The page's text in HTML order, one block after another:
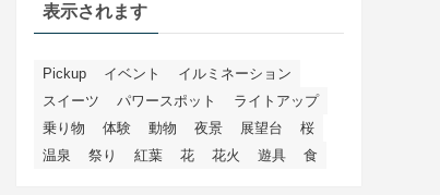
表示されます
Pickup イベント
イルミネーション
スイーツ
パワースポット
ライトアップ
乗り物
体験 動物 夜景 展望台
桜
温泉
祭り 紅葉 花 花火 遊具 食